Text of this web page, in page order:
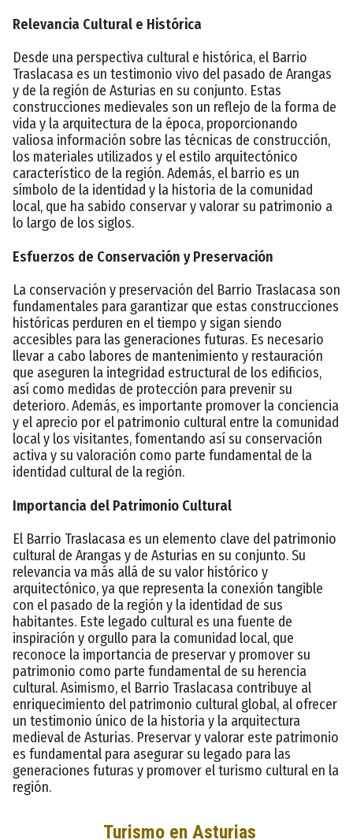
Relevancia Cultural e Histórica
Desde una perspectiva cultural e histórica, el Barrio
Traslacasa es un testimonio vivo del pasado de Arangas
y de la región de Asturias en su conjunto. Estas
construcciones medievales son un reflejo de la forma de
vida y la arquitectura de la época, proporcionando
valiosa información sobre las técnicas de construcción,
los materiales utilizados y el estilo arquitectónico
característico de la región. Además, el barrio es un
símbolo de la identidad y la historia de la comunidad
local, que ha sabido conservar y valorar su patrimonio a
lo largo de los siglos.
Esfuerzos de Conservación y Preservación
La conservación y preservación del Barrio Traslacasa son
fundamentales para garantizar que estas construcciones
históricas perduren en el tiempo y sigan siendo
accesibles para las generaciones futuras. Es necesario
llevar a cabo labores de mantenimiento y restauración
que aseguren la integridad estructural de los edificios,
así como medidas de protección para prevenir su
deterioro. Además, es importante promover la conciencia
y el aprecio por el patrimonio cultural entre la comunidad
local y los visitantes, fomentando así su conservación
activa y su valoración como parte fundamental de la
identidad cultural de la región.
Importancia del Patrimonio Cultural
El Barrio Traslacasa es un elemento clave del patrimonio
cultural de Arangas y de Asturias en su conjunto. Su
relevancia va más allá de su valor histórico y
arquitectónico, ya que representa la conexión tangible
con el pasado de la región y la identidad de sus
habitantes. Este legado cultural es una fuente de
inspiración y orgullo para la comunidad local, que
reconoce la importancia de preservar y promover su
patrimonio como parte fundamental de su herencia
cultural. Asimismo, el Barrio Traslacasa contribuye al
enriquecimiento del patrimonio cultural global, al ofrecer
un testimonio único de la historia y la arquitectura
medieval de Asturias. Preservar y valorar este patrimonio
es fundamental para asegurar su legado para las
generaciones futuras y promover el turismo cultural en la
región.